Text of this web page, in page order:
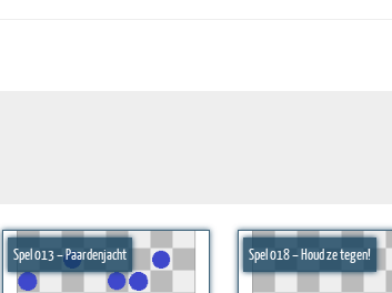
Spel 013 – Paardenjacht Spel 018 – Houd ze tegen!